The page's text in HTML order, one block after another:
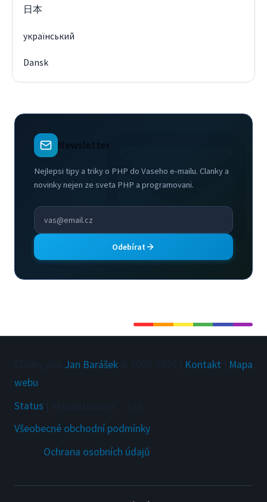
日本
український
Dansk
Newsletter
Nejlepsi tipy a triky o PHP do Vaseho e-mailu. Clanky a
novinky nejen ze sveta PHP a programovani.
Odebírat
Jan Barášek Kontakt
Mapa
webu
Status
Všeobecné obchodní podmínky
Ochrana osobních údajů